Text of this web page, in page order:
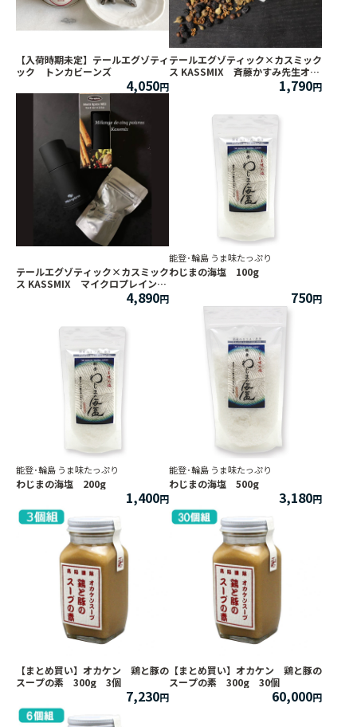
【入荷時期未定】テールエグゾティ
ック トンカビーンズ
4,050
テールエグゾティック×カスミック
ス KASSMIX 斉藤かすみ先生オリ
1,790
テールエグゾティック×カスミック
ス KASSMIX マイクロプレインマ
ルチスパイスミル セット4,890
能登･輪島 うま味たっぷり
わじまの海塩 100g
750
能登･輪島 うま味たっぷり
わじまの海塩 200g
1,400
能登･輪島 うま味たっぷり
わじまの海塩 500g
3,180
【まとめ買い】オカケン 鶏と豚の
スープの素 300g 3個
7,230
【まとめ買い】オカケン 鶏と豚の
スープの素 300g 30個
60,000